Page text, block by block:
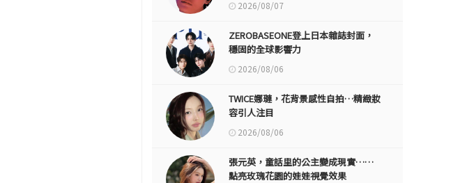
2026/08/07
ZEROBASEONE登上日本雜誌封面，
穩固的全球影響力
2026/08/06
TWICE娜璉，花背景感性自拍…精緻妝
容引人注目
2026/08/06
張元英，童話里的公主變成現實……
點亮玫瑰花園的娃娃視覺效果